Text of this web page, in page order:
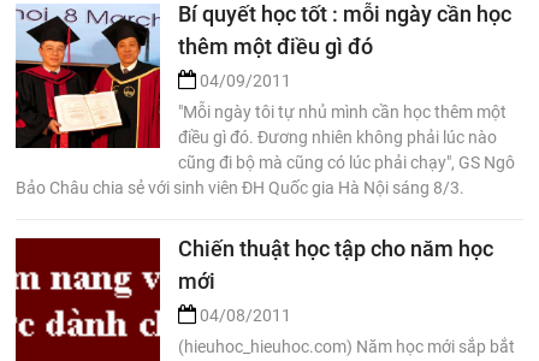
Bí quyết học tốt : mỗi ngày cần học
thêm một điều gì đó
04/09/2011
"Mỗi ngày tôi tự nhủ mình cần học thêm một
điều gì đó. Đương nhiên không phải lúc nào
cũng đi bộ mà cũng có lúc phải chạy", GS Ngô
Bảo Châu chia sẻ với sinh viên ĐH Quốc gia Hà Nội sáng 8/3.
Chiến thuật học tập cho năm học
mới
04/08/2011
(hieuhoc_hieuhoc.com) Năm học mới sắp bắt